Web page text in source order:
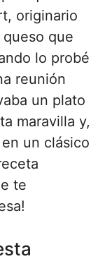
originario
que
lo probé
reunión
un plato
maravilla y,
un clásico
te